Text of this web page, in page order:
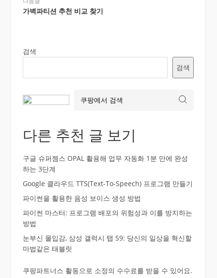
가벽파티션 추천 비교 찾기
검색
검색
다른 추천 글 보기
구글 슈퍼젬스 OPAL 활용해 업무 자동화 1분 만에 완성
하는 3단계
Google 클라우드 TTS(Text-To-Speech) 프로그램 만들기
파이썬을 활용한 음성 보이스 생성 방법
파이썬 마스터: 프로그램 배포의 위험성과 이를 방지하는
방법
눈부신 몰입감, 삼성 갤럭시 탭 S9: 당신의 일상을 혁신할
마법같은 태블릿
쿠팡파트너스 활동으로 소정의 수수료를 받을 수 있어요.